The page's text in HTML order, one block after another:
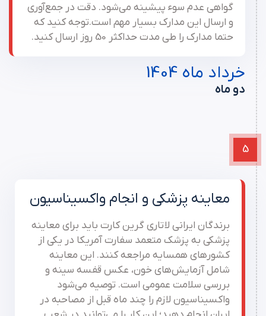
گواهی عدم سوء پیشینه می‌شود. دقت در جمع‌آوری
و ارسال این مدارک بسیار مهم است.توجه کنید که
حتما مدارک را طی مدت حداکثر 50 روز ارسال کنید.
خرداد ماه 1404
دو ماه
5
معاینه پزشکی و انجام واکسیناسیون
برندگان ایرانی لاتاری گرین کارت باید برای معاینه
پزشکی به پزشک متعمد سفارت آمریکا در یکی از
کشورهای همسایه مراجعه کنند. این معاینه
شامل آزمایش‌های خون، عکس قفسه سینه و
بررسی سلامت عمومی است. توصیه می‌شود
واکسیناسیون لازم را چند ماه قبل از مصاحبه در